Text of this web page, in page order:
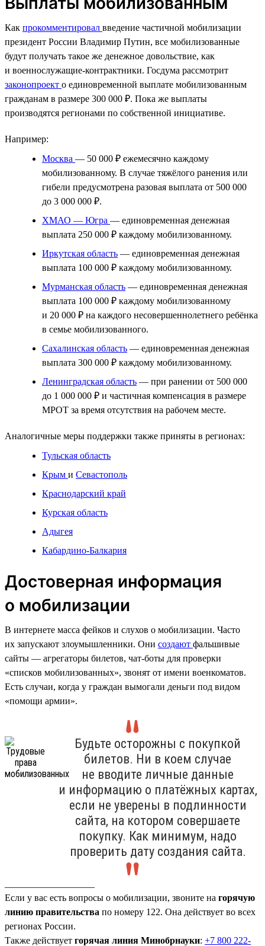
Как прокомментировал введение частичной мобилизации
президент России Владимир Путин, все мобилизованные
будут получать такое же денежное довольствие, как
и военнослужащие-контрактники. Госдума рассмотрит
законопроект о единовременной выплате мобилизованным
гражданам в размере 300 000 ₽. Пока же выплаты
производятся регионами по собственной инициативе.
Например:
Москва — 50 000 ₽ ежемесячно каждому
мобилизованному. В случае тяжёлого ранения или
гибели предусмотрена разовая выплата от 500 000
до 3 000 000 ₽.
ХМАО — Югра — единовременная денежная
выплата 250 000 ₽ каждому мобилизованному.
Иркутская область — единовременная денежная
выплата 100 000 ₽ каждому мобилизованному.
Мурманская область — единовременная денежная
выплата 100 000 ₽ каждому мобилизованному
и 20 000 ₽ на каждого несовершеннолетнего ребёнка
в семье мобилизованного.
Сахалинская область — единовременная денежная
выплата 300 000 ₽ каждому мобилизованному.
Ленинградская область — при ранении от 500 000
до 1 000 000 ₽ и частичная компенсация в размере
МРОТ за время отсутствия на рабочем месте.
Аналогичные меры поддержки также приняты в регионах:
Тульская область
Крым и Севастополь
Краснодарский край
Курская область
Адыгея
Кабардино-Балкария
Достоверная информация
о мобилизации
В интернете масса фейков и слухов о мобилизации. Часто
их запускают злоумышленники. Они создают фальшивые
сайты — агрегаторы билетов, чат-боты для проверки
«списков мобилизованных», звонят от имени военкоматов.
Есть случаи, когда у граждан вымогали деньги под видом
«помощи армии».
Будьте осторожны с покупкой
билетов. Ни в коем случае
не вводите личные данные
и информацию о платёжных картах,
если не уверены в подлинности
сайта, на котором совершаете
покупку. Как минимум, надо
проверить дату создания сайта.
Если у вас есть вопросы о мобилизации, звоните на горячую
линию правительства по номеру 122. Она действует во всех
регионах России.
Также действует горячая линия Минобрнауки: +7 800 222-